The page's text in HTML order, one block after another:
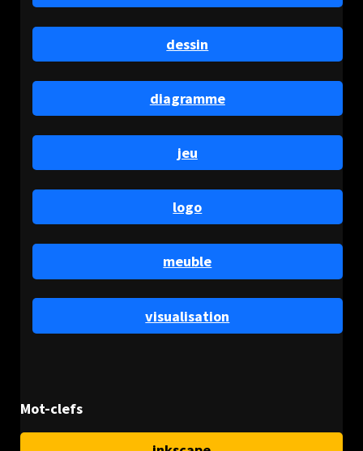
dessin
diagramme
jeu
logo
meuble
visualisation
Mot-clefs